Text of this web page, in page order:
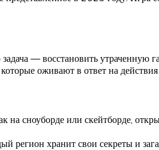
— восстановить утраченную
оживают в ответ на действия
на сноуборде или скейтборде,
регион хранит свои секреты и